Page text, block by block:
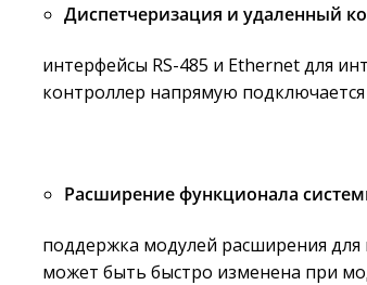
Диспетчеризация и удаленный
интерфейсы RS-485 и Ethernet для
контроллер напрямую
Расширение функционала
поддержка модулей расширения
может быть быстро изменена при